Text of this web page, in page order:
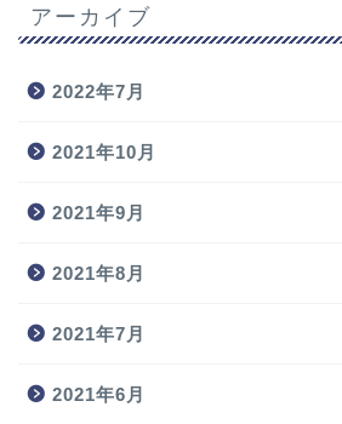
アーカイブ
2022年7月
2021年10月
2021年9月
2021年8月
2021年7月
2021年6月